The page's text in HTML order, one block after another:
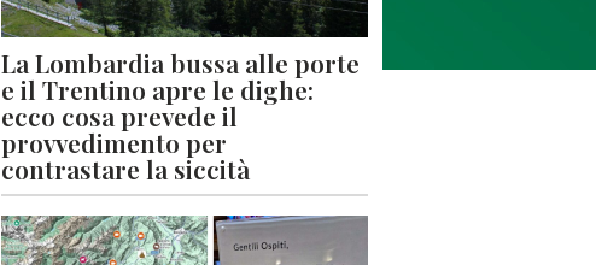
La Lombardia bussa alle porte
e il Trentino apre le dighe:
ecco cosa prevede il
provvedimento per
contrastare la siccità